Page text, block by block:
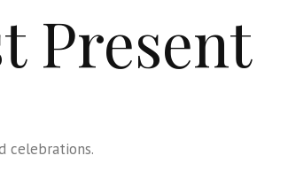
Present
celebrations.